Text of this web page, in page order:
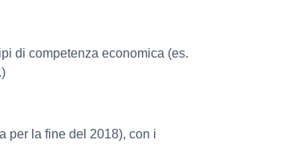
di competenza economica (es.
per la fine del 2018), con i